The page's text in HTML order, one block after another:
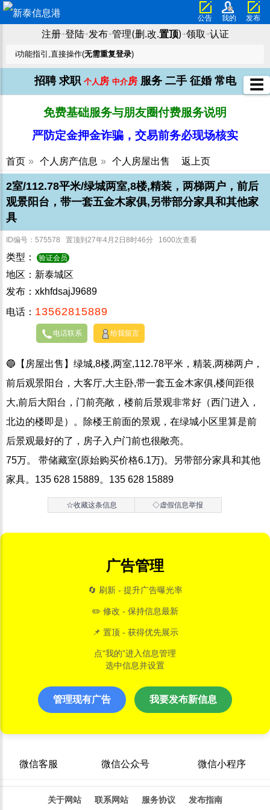
公告 我的 发布
注册➜登陆➜发布➜管理(删.改.置顶) ➜领取 ➜认证
ℹ️功能指引,直接操作(无需重复登录)
招聘 求职 个人 房 中介房 服务 二手 征婚 常电
免费基础服务与朋友圈付费服务说明
严防定金押金诈骗，交易前务必现场核实
首页 » 个人房产信息 » 个人房屋出售 返上页
2室/112.78平米/绿城两室,8楼,精装，两梯两户，前后
观景阳台，带一套五金木家俱,另带部分家具和其他家
具
ID编号：575578 置顶到27年4月2日8时46分 1600次查看
类型： 验证会员
地区：新泰城区
发布：xkhfdsajJ9689
电话： 13562815889
电话联系 给我留言
🔵【房屋出售】绿城,8楼,两室,112.78平米，精装,两梯两户，
前后观景阳台，大客厅,大主卧,带一套五金木家俱,楼间距很
大,前后大阳台，门前亮敞，楼前后景观非常好（西门进入，
北边的楼即是）。除楼王前面的景观，在绿城小区里算是前
后景观最好的了，房子入户门前也很敞亮。
75万。 带储藏室(原始购买价格6.1万)。另带部分家具和其他
家具。135 628 15889。135 628 15889
☆收藏这条信息 ◇虚假信息举报
广告管理
🔄 刷新 - 提升广告曝光率
✏️ 修改 - 保持信息最新
📌 置顶 - 获得优先展示
点“我的”进入信息管理
选中信息并设置
管理现有广告 我要发布新信息
微信客服 微信公众号 微信小程序
关于网站 联系网站 服务协议 发布指南
☰